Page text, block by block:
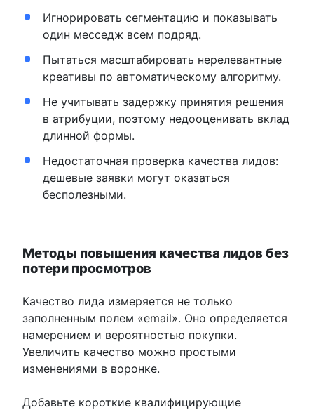
Игнорировать сегментацию и показывать
один месседж всем подряд.
Пытаться масштабировать нерелевантные
креативы по автоматическому алгоритму.
Не учитывать задержку принятия решения
в атрибуции, поэтому недооценивать вклад
длинной формы.
Недостаточная проверка качества лидов:
дешевые заявки могут оказаться
бесполезными.
Методы повышения качества лидов без
потери просмотров
Качество лида измеряется не только
заполненным полем «email». Оно определяется
намерением и вероятностью покупки.
Увеличить качество можно простыми
изменениями в воронке.
Добавьте короткие квалифицирующие